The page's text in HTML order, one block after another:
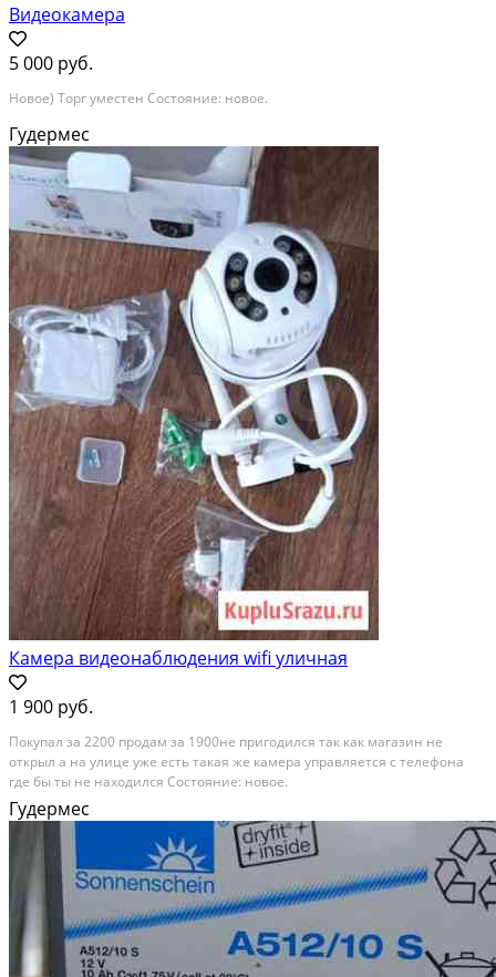
Видеокамера
5 000 руб.
Новое) Торг уместен Состояние: новое.
Гудермес
Камера видеонаблюдения wifi уличная
1 900 руб.
Покупал за 2200 продам за 1900не пригодился так как магазин не
открыл а на улице уже есть такая же камера управляется с телефона
где бы ты не находился Состояние: новое.
Гудермес